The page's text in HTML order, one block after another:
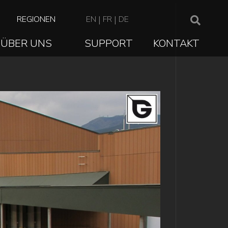
TOP
NAVIGATION
REGIONEN EN | FR | DE
ÜBER UNS SUPPORT KONTAKT